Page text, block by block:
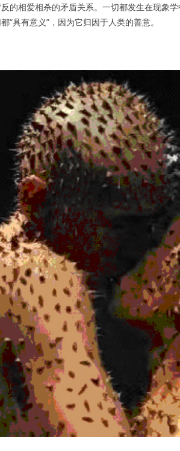
的相爱相杀的矛盾关系。一切都发生在现象
“具有意义”，因为它归因于人类的善意。